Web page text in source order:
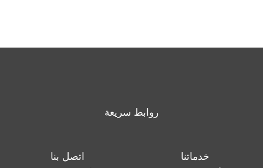
روابط سريعة
خدماتنا
اتصل بنا